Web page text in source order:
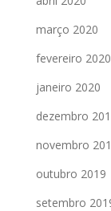
março 2020
fevereiro 2020
janeiro 2020
dezembro
novembro
outubro 2019
setembro